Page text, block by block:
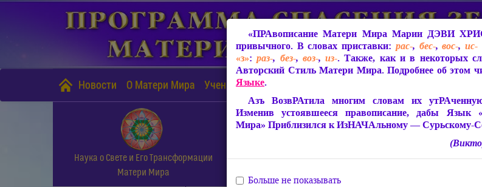
Новости О Матери Мира Учение Матери Мира
Наука о Свете и Его Трансформации
Матери Мира
СофиоЛогия Матери Мира
Живое
Статьи,
«ПРАвописание Матери Мира Марии ДЭВИ
привычного. В словах приставки: рас-, бес-,вос-, ис-
«з»:раз-, без-, воз-,из-. Также, как и в некоторых
Авторский Стиль Матери Мира. Подробнее об этом
Языке.
Азъ ВозвРАтила многим словам их утРАченную
Изменив устоявшееся правописание, дабы Язык
Мира» Приблизился к ИзНАЧАльному — Сурьскому-
Больше не показывать